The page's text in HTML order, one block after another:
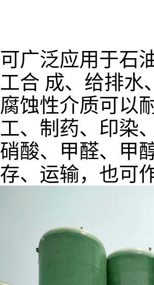
可广泛应用于石
工合 成、给排水
腐蚀性介质可以
工、制药、印染
硝酸、甲醛、甲
存、运输，也可